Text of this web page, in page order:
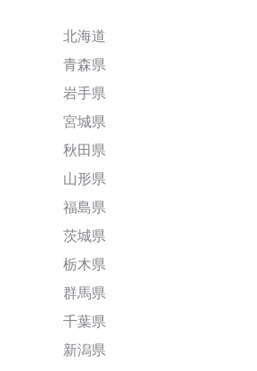
北海道
青森県
岩手県
宮城県
秋田県
山形県
福島県
茨城県
栃木県
群馬県
千葉県
新潟県